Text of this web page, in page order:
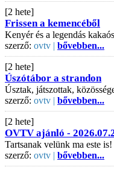
[2 hete]
Frissen a kemencéből
Kenyér és a legendás
szerző: ovtv | bővebben...
[2 hete]
Úszótábor a strandon
Úsztak, játszottak,
szerző: ovtv | bővebben...
[2 hete]
OVTV ajánló -
Tartsanak velünk ma este is!
szerző: ovtv | bővebben...